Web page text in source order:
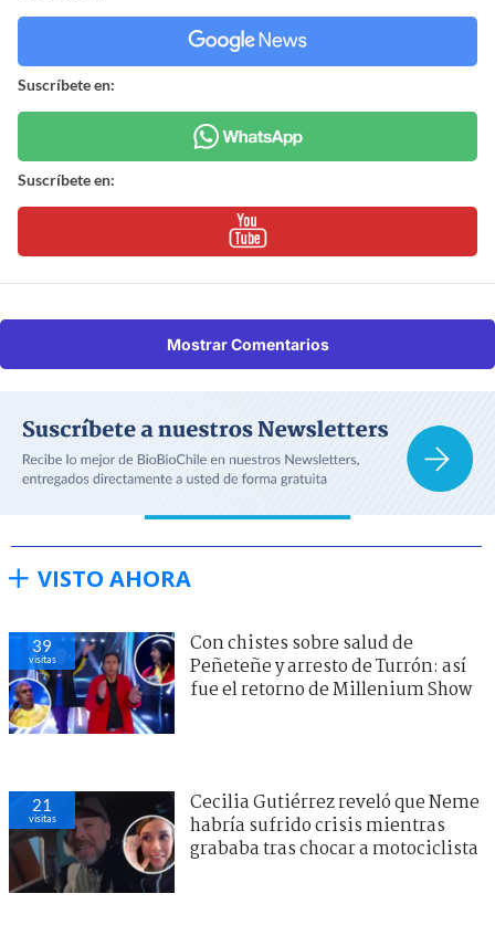
Suscríbete en:
Suscríbete en:
Mostrar Comentarios
VISTO AHORA
39
visitas
Con chistes sobre salud de
Peñeteñe y arresto de Turrón: así
fue el retorno de Millenium Show
21
visitas
Cecilia Gutiérrez reveló que Neme
habría sufrido crisis mientras
grababa tras chocar a motociclista